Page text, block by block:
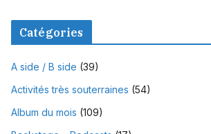
Catégories
A side / B side (39)
Activités très souterraines (54)
Album du mois (109)